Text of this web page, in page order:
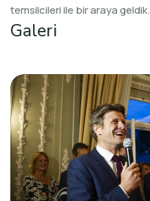
temsilcileri ile bir araya geldik.
Galeri